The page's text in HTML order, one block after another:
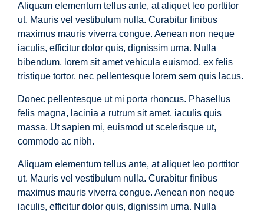
Aliquam elementum tellus ante, at aliquet leo porttitor
ut. Mauris vel vestibulum nulla. Curabitur finibus
maximus mauris viverra congue. Aenean non neque
iaculis, efficitur dolor quis, dignissim urna. Nulla
bibendum, lorem sit amet vehicula euismod, ex felis
tristique tortor, nec pellentesque lorem sem quis lacus.
Donec pellentesque ut mi porta rhoncus. Phasellus
felis magna, lacinia a rutrum sit amet, iaculis quis
massa. Ut sapien mi, euismod ut scelerisque ut,
commodo ac nibh.
Aliquam elementum tellus ante, at aliquet leo porttitor
ut. Mauris vel vestibulum nulla. Curabitur finibus
maximus mauris viverra congue. Aenean non neque
iaculis, efficitur dolor quis, dignissim urna. Nulla